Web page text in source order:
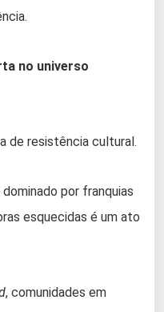
no universo
de resistência cultural.
por franquias
esquecidas é um ato
, comunidades em